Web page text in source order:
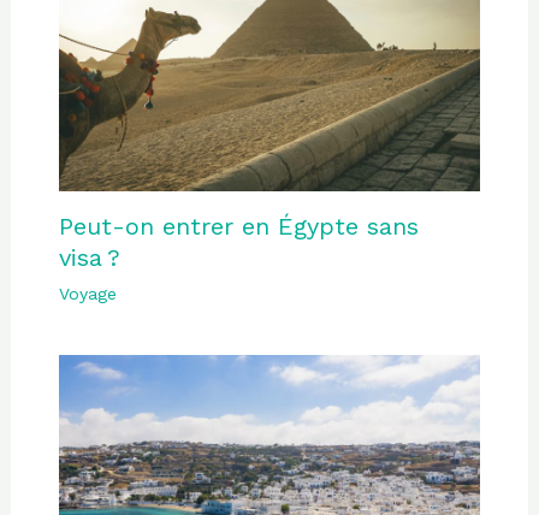
Peut-on entrer en Égypte sans
visa ?
Voyage